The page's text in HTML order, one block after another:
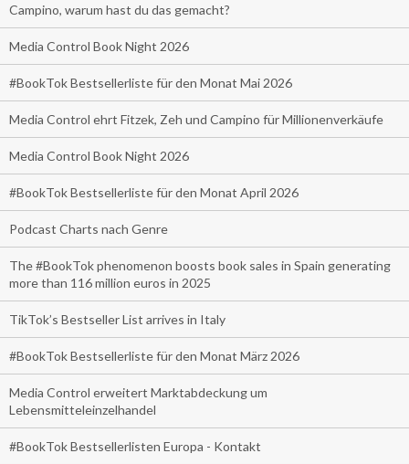
Campino, warum hast du das gemacht?
Media Control Book Night 2026
#BookTok Bestsellerliste für den Monat Mai 2026
Media Control ehrt Fitzek, Zeh und Campino für Millionenverkäufe
Media Control Book Night 2026
#BookTok Bestsellerliste für den Monat April 2026
Podcast Charts nach Genre
The #BookTok phenomenon boosts book sales in Spain generating
more than 116 million euros in 2025
TikTok’s Bestseller List arrives in Italy
#BookTok Bestsellerliste für den Monat März 2026
Media Control erweitert Marktabdeckung um
Lebensmitteleinzelhandel
#BookTok Bestsellerlisten Europa - Kontakt